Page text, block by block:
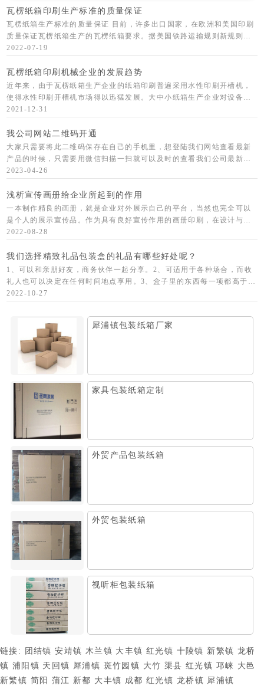
瓦楞纸箱印刷生产标准的质量保证
瓦楞纸箱生产标准的质量保证 目前，许多出口国家，在欧洲和美国印刷
质量保证瓦楞纸箱生产的瓦楞纸箱要求。据美国铁路运输规则新规则，
应使用新的瓦楞纸箱生产商质量保证章边缘压强度质量保证章，取代旧
2022-07-19
瓦楞纸箱印刷机械企业的发展趋势
近年来，由于瓦楞纸箱生产企业的纸箱印刷普遍采用水性印刷开槽机，
使得水性印刷开槽机市场得以迅猛发展。大中小纸箱生产企业对设备的
需求，是由企业生产的产品、企业规模和经济实力决定的。所以，生产
2021-12-31
我公司网站二维码开通
大家只需要将此二维码保存在自己的手机里，想登陆我们网站查看最新
产品的时候，只需要用微信扫描一扫就可以及时的查看我们公司最新的
产品信息和活动。很好玩的，不信您试试看？
2023-04-26
浅析宣传画册给企业所起到的作用
一本制作精良的画册，就是企业对外展示自己的平台，当然也完全可以
是个人的展示宣传品。作为具有良好宣传作用的画册印刷，在设计与制
作上还应该体现出许多标准。例如，在画册设计上，首先要整体体现出
2022-08-28
我们选择精致礼品包装盒的礼品有哪些好处呢？
1、可以和亲朋好友，商务伙伴一起分享。2、可适用于各种场合，而收
礼人也可以决定在任何时间地点享用。3、盒子里的东西每一项都高于礼
品盒的价格，高档包装设计让里面的礼品更加耀眼，让送礼人倍有面
2022-10-27
犀浦镇包装纸箱厂家
家具包装纸箱定制
外贸产品包装纸箱
外贸包装纸箱
视听柜包装纸箱
链接: 团结镇 安靖镇 木兰镇 大丰镇 红光镇 十陵镇 新繁镇 龙桥
镇 浦阳镇 天回镇 犀浦镇 斑竹园镇 大竹 渠县 红光镇 邛崃 大邑
新繁镇 简阳 蒲江 新都 大丰镇 成都 红光镇 龙桥镇 犀浦镇